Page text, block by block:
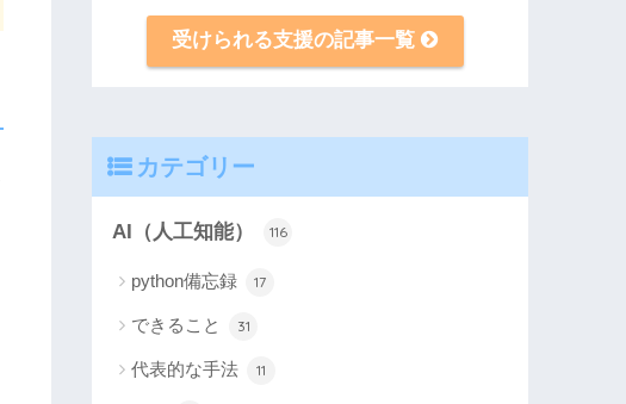
受けられる支援の記事一覧
カテゴリー
AI（人工知能） 116
python備忘録 17
できること 31
代表的な手法 11